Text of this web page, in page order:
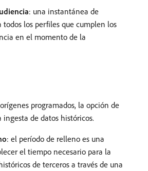
: una instantánea de
los perfiles que cumplen los
en el momento de la
programados, la opción de
de datos históricos.
: el período de relleno es una
el tiempo necesario para la
de terceros a través de una